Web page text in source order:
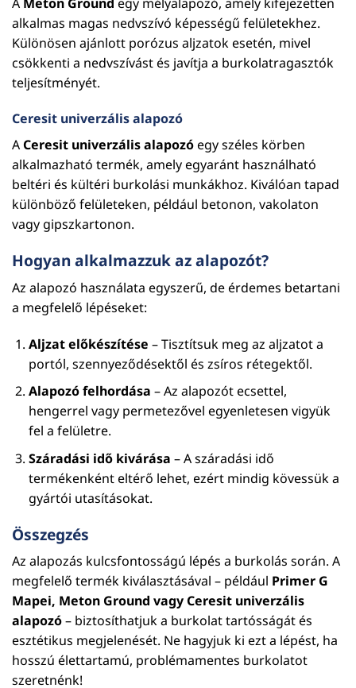
alkalmas magas nedvszívó képességű felületekhez.
Különösen ajánlott porózus aljzatok esetén, mivel
csökkenti a nedvszívást és javítja a burkolatragasztók
teljesítményét.
Ceresit univerzális alapozó
ACeresit univerzális alapozóegy széles körben
alkalmazható termék, amely egyaránt használható
beltéri és kültéri burkolási munkákhoz. Kiválóan tapad
különböző felületeken, például betonon, vakolaton
vagy gipszkartonon.
Hogyan alkalmazzuk az alapozót?
Az alapozó használata egyszerű, de érdemes betartani
a megfelelő lépéseket:
Aljzat előkészítése – Tisztítsuk meg az aljzatot a
portól, szennyeződésektől és zsíros rétegektől.
Alapozó felhordása – Az alapozót ecsettel,
hengerrel vagy permetezővel egyenletesen vigyük
fel a felületre.
Száradási idő kivárása – A száradási idő
termékenként eltérő lehet, ezért mindig kövessük a
gyártói utasításokat.
Összegzés
Az alapozás kulcsfontosságú lépés a burkolás során. A
megfelelő termék kiválasztásával – például Primer G
Mapei, Meton Ground vagy Ceresit univerzális
alapozó– biztosíthatjuk a burkolat tartósságát és
esztétikus megjelenését. Ne hagyjuk ki ezt a lépést, ha
hosszú élettartamú, problémamentes burkolatot
szeretnénk!